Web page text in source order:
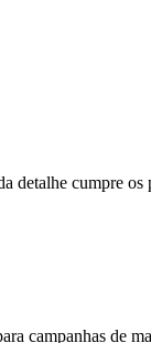
cumpre
campanhas de